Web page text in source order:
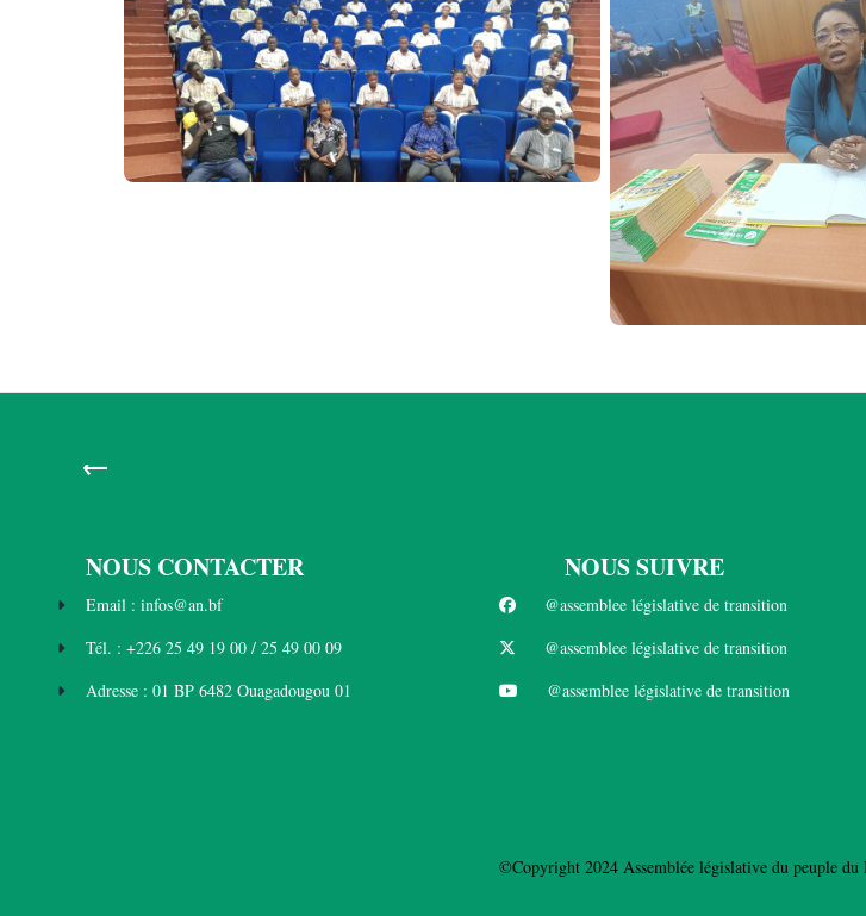
←
NOUS CONTACTER
Email : infos@an.bf
Tél. : +226 25 49 19 00 / 25 49 00 09
Adresse : 01 BP 6482 Ouagadougou 01
NOUS SUIVRE
@assemblee législative de transition
@assemblee législative de transition
@assemblee législative de transition
©Copyright 2024 Assemblée législative du peuple du